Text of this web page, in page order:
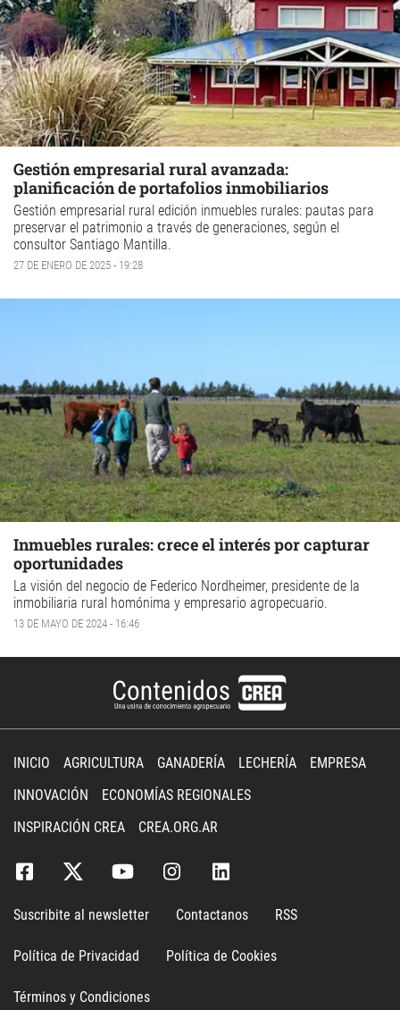
Gestión empresarial rural avanzada:
planificación de portafolios inmobiliarios
Gestión empresarial rural edición inmuebles rurales: pautas para
preservar el patrimonio a través de generaciones, según el
consultor Santiago Mantilla.
27 DE ENERO DE 2025 - 19:28
Inmuebles rurales: crece el interés por capturar
oportunidades
La visión del negocio de Federico Nordheimer, presidente de la
inmobiliaria rural homónima y empresario agropecuario.
13 DE MAYO DE 2024 - 16:46
INICIO AGRICULTURA GANADERÍA LECHERÍA
EMPRESA
INNOVACIÓN
ECONOMÍAS REGIONALES
INSPIRACIÓN CREA
CREA.ORG.AR
Suscribite al newsletter Contactanos RSS
Política de Privacidad Política de Cookies
Términos y Condiciones